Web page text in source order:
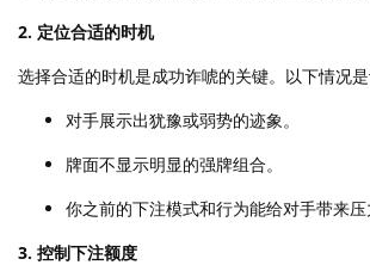
2. 定位合适的时机
选择合适的时机是成功诈唬的关键。以下情况是
对手展示出犹豫或弱势的迹象。
牌面不显示明显的强牌组合。
你之前的下注模式和行为能给对手带来压
3. 控制下注额度